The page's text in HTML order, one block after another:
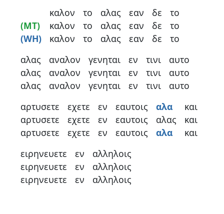
(MT)
(WH)
καλον
καλον
καλον
το
το
το
αλας
αλας
αλας
εαν
εαν
εαν
δε
δε
δε
το
το
το
αλας
αλας
αλας
αναλον
αναλον
αναλον
γενηται
γενηται
γενηται
εν
εν
εν
τινι
τινι
τινι
αυτο
αυτο
αυτο
αρτυσετε
αρτυσετε
αρτυσετε
εχετε
εχετε
εχετε
εν
εν
εν
εαυτοις
εαυτοις
εαυτοις
αλα
αλας
αλα
και
και
και
ειρηνευετε
ειρηνευετε
ειρηνευετε
εν
εν
εν
αλληλοις
αλληλοις
αλληλοις